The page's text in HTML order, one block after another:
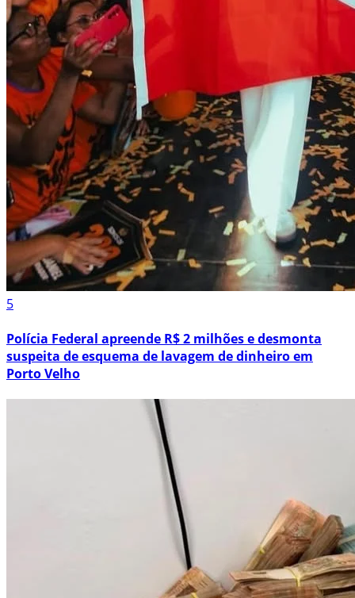
5
Polícia Federal apreende R$ 2 milhões e desmonta
suspeita de esquema de lavagem de dinheiro em
Porto Velho